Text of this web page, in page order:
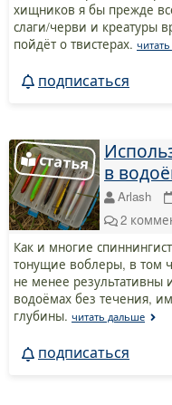
хищников я бы прежде
слаги/черви и креатуры
пойдёт о твистерах.
подписаться
в
Arlash
2
Как и многие
тонущие воблеры, в том
не менее
водоёмах без течения,
глубины. читать дальше
подписаться